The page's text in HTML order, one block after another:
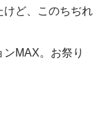
けど、このちぢれ
MAX。お祭り